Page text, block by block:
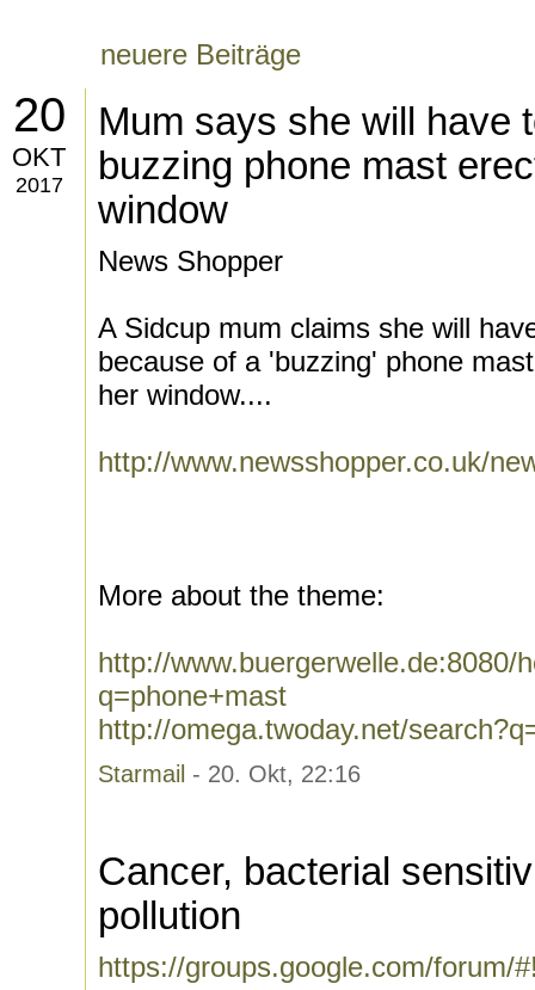
neuere Beiträge
20
OKT
2017
Mum says she will have
buzzing phone mast
window
News Shopper
A Sidcup mum claims she will
because of a 'buzzing' phone
her window....
http://www.newsshopper.co.uk/
More about the theme:
http://www.buergerwelle.de:8080/
q=phone+mast
http://omega.twoday.net/
Starmail - 20. Okt, 22:16
Cancer, bacterial
pollution
https://groups.google.com/forum/